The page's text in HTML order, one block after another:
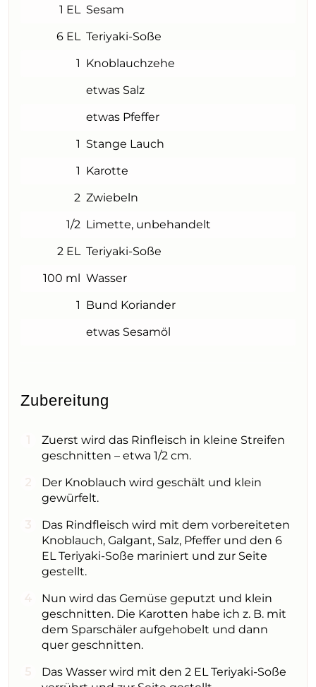
1 EL
Sesam
6 EL
Teriyaki-Soße
1 Knoblauchzehe
etwas Salz
etwas Pfeffer
1 Stange Lauch
1 Karotte
2 Zwiebeln
1/2 Limette, unbehandelt
2 EL
Teriyaki-Soße
100 ml Wasser
1 Bund Koriander
etwas Sesamöl
Zubereitung
Zuerst wird das Rinfleisch in kleine Streifen
geschnitten – etwa 1/2 cm.
Der Knoblauch wird geschält und klein
gewürfelt.
Das Rindfleisch wird mit dem vorbereiteten
Knoblauch, Galgant, Salz, Pfeffer und den 6
EL Teriyaki-Soße mariniert und zur Seite
gestellt.
Nun wird das Gemüse geputzt und klein
geschnitten. Die Karotten habe ich z. B. mit
dem Sparschäler aufgehobelt und dann
quer geschnitten.
Das Wasser wird mit den 2 EL Teriyaki-Soße